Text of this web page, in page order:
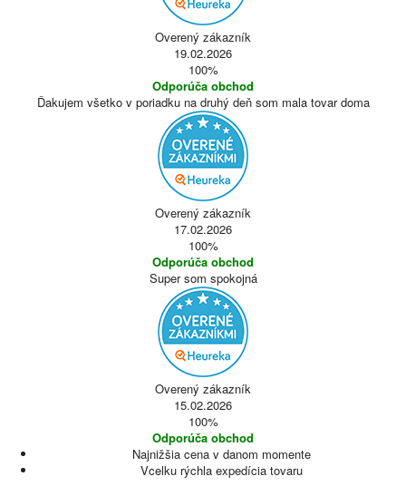
Overený zákazník
19.02.2026
100%
Odporúča obchod
Ďakujem všetko v poriadku na druhý deň som mala tovar doma
Overený zákazník
17.02.2026
100%
Odporúča obchod
Super som spokojná
Overený zákazník
15.02.2026
100%
Odporúča obchod
Najnižšia cena v danom momente
Vcelku rýchla expedícia tovaru